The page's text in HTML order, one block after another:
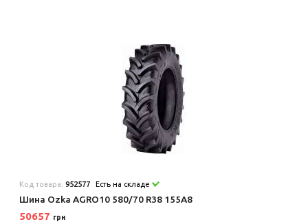
Код товара:952577 Есть на складе
Шина Ozka AGRO10 580/70 R38 155A8
50657 грн